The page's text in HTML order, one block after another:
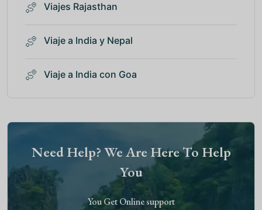
Viajes Rajasthan
Viaje a India y Nepal
Viaje a India con Goa
Need Help? We Are Here To Help
You
You Get Online support